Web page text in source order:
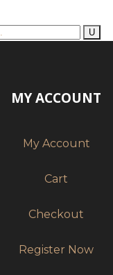
MY ACCOUNT
My Account
Cart
Checkout
Register Now